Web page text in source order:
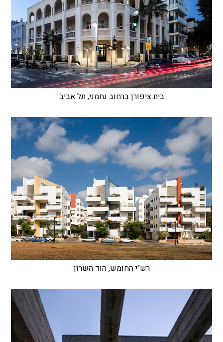
בית ציפורן ברחוב נחמני, תל אביב
רש"י החומש, הוד השרון